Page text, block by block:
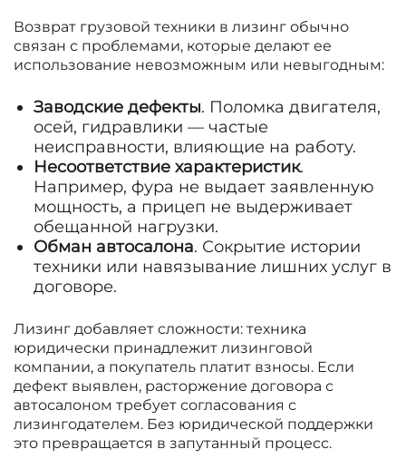
Возврат грузовой техники в лизинг обычно
связан с проблемами, которые делают ее
использование невозможным или невыгодным:
Заводские дефекты. Поломка двигателя,
осей, гидравлики — частые
неисправности, влияющие на работу.
Несоответствие характеристик.
Например, фура не выдает заявленную
мощность, а прицеп не выдерживает
обещанной нагрузки.
Обман автосалона. Сокрытие истории
техники или навязывание лишних услуг в
договоре.
Лизинг добавляет сложности: техника
юридически принадлежит лизинговой
компании, а покупатель платит взносы. Если
дефект выявлен, расторжение договора с
автосалоном требует согласования с
лизингодателем. Без юридической поддержки
это превращается в запутанный процесс.